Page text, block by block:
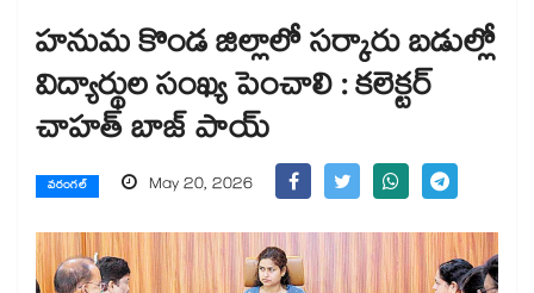
హనుమ కొండ జిల్లాలో సర్కారు బడుల్లో
విద్యార్థుల సంఖ్య పెంచాలి : కలెక్టర్
చాహత్ బాజ్ పాయ్
వరంగల్ May 20, 2026